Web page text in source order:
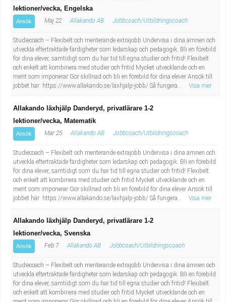
lektioner/vecka, Engelska
Ansök Maj 22 Allakando AB Jobbcoach/Utbildningscoach
Studiecoach – Flexibelt och meriterande extrajobb Undervisa i dina ämnen och
utveckla eftertraktade färdigheter som ledarskap och pedagogik. Bli en förebild
för dina elever, samtidigt som du har tid till egna studier och fritid! Flexibelt
och enkelt att kombinera med studier och fritid Mycket utvecklande och en
merit som imponerar Gör skillnad och bli en förebild för dina elever Ansök till
jobbet här: https://www.allakando.se/laxhjalp-jobb/ Så fungera...
Visa mer
Allakando läxhjälp Danderyd, privatlärare 1-2
lektioner/vecka, Matematik
Ansök Mar 25 Allakando AB Jobbcoach/Utbildningscoach
Studiecoach – Flexibelt och meriterande extrajobb Undervisa i dina ämnen och
utveckla eftertraktade färdigheter som ledarskap och pedagogik. Bli en förebild
för dina elever, samtidigt som du har tid till egna studier och fritid! Flexibelt
och enkelt att kombinera med studier och fritid Mycket utvecklande och en
merit som imponerar Gör skillnad och bli en förebild för dina elever Ansök till
jobbet här: https://www.allakando.se/laxhjalp-jobb/ Så fungera...
Visa mer
Allakando läxhjälp Danderyd, privatlärare 1-2
lektioner/vecka, Svenska
Ansök Feb 7 Allakando AB Jobbcoach/Utbildningscoach
Studiecoach – Flexibelt och meriterande extrajobb Undervisa i dina ämnen och
utveckla eftertraktade färdigheter som ledarskap och pedagogik. Bli en förebild
för dina elever, samtidigt som du har tid till egna studier och fritid! Flexibelt
och enkelt att kombinera med studier och fritid Mycket utvecklande och en